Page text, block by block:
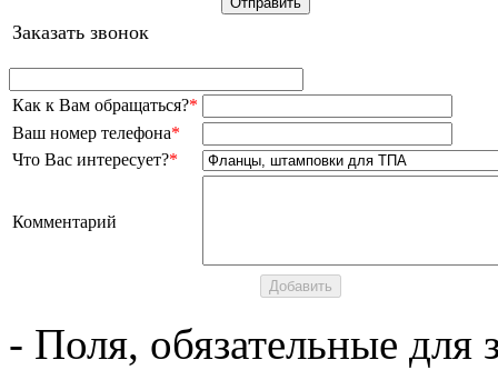
Заказать звонок
Как к Вам обращаться?*
Ваш номер телефона*
Что Вас интересует?*
Комментарий
- Поля, обязательные для